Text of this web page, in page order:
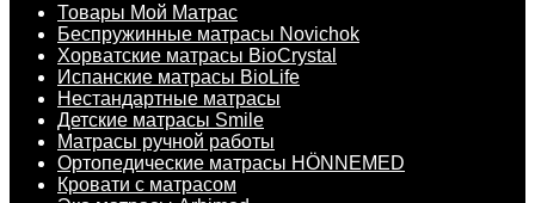
Товары Мой Матрас
Беспружинные матрасы Novichok
Хорватские матрасы BioCrystal
Испанские матрасы BioLife
Нестандартные матрасы
Детские матрасы Smile
Матрасы ручной работы
Ортопедические матрасы HÖNNEMED
Кровати с матрасом